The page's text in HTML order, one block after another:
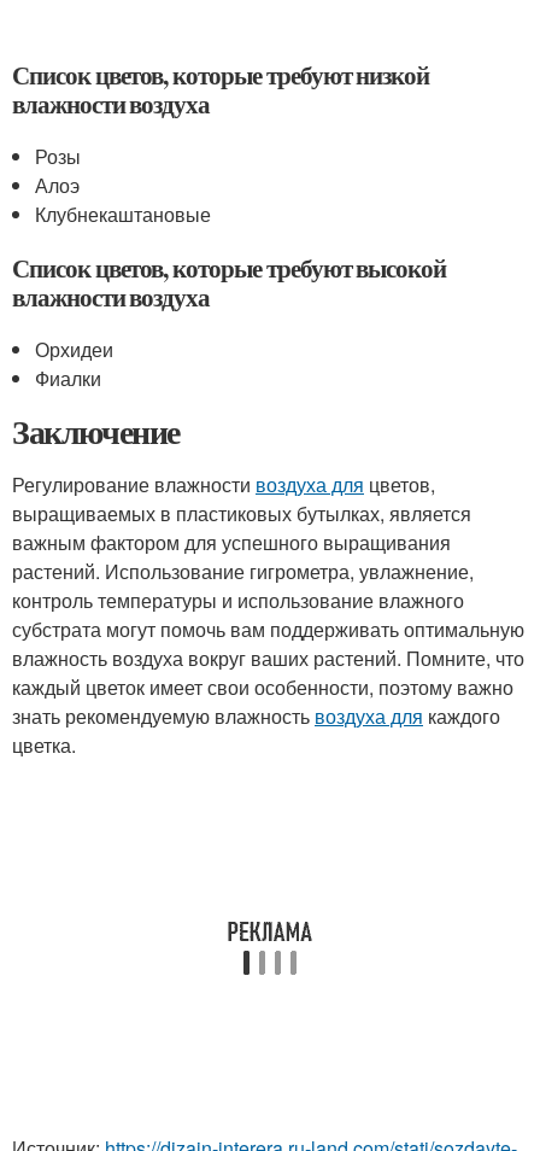
Список цветов, которые требуют низкой
влажности воздуха
Розы
Алоэ
Клубнекаштановые
Список цветов, которые требуют высокой
влажности воздуха
Орхидеи
Фиалки
Заключение
Регулирование влажности воздуха для цветов,
выращиваемых в пластиковых бутылках, является
важным фактором для успешного выращивания
растений. Использование гигрометра, увлажнение,
контроль температуры и использование влажного
субстрата могут помочь вам поддерживать оптимальную
влажность воздуха вокруг ваших растений. Помните, что
каждый цветок имеет свои особенности, поэтому важно
знать рекомендуемую влажность воздуха для каждого
цветка.